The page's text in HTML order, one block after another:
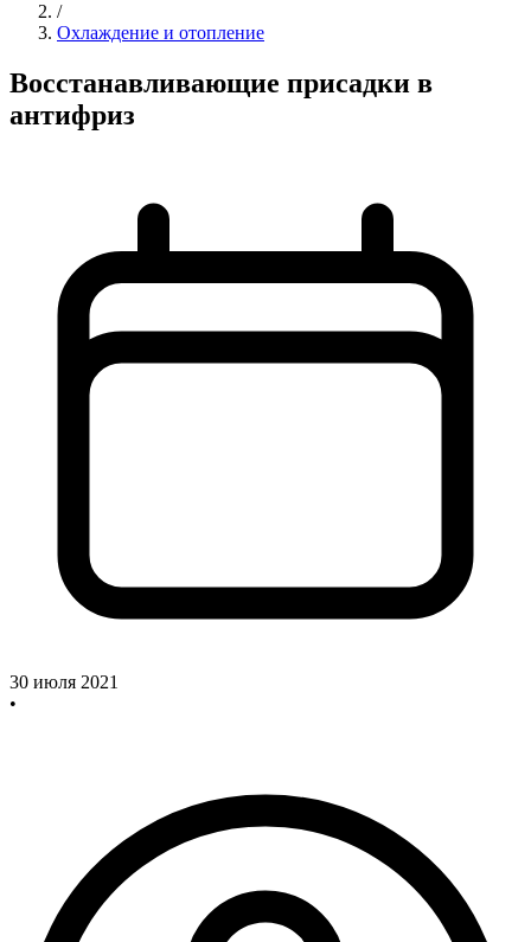
/
Охлаждение и отопление
Восстанавливающие присадки в
антифриз
30 июля 2021
•